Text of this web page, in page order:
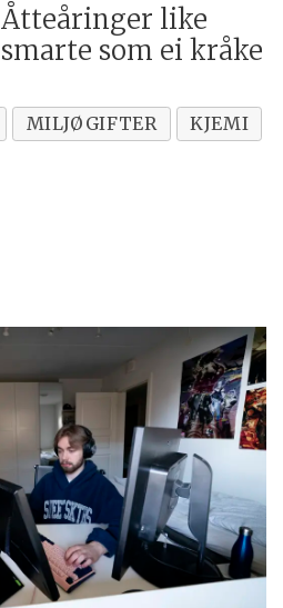
Åtteåringer like
smarte som ei kråke
MILJØGIFTER KJEMI